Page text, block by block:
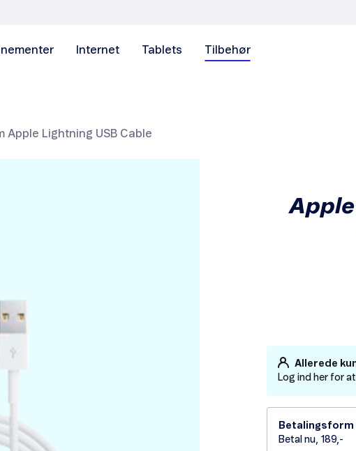
Internet Tablets Tilbehør
Apple Lightning USB Cable
Allerede
Log ind her for
Betalingsform
Betal nu, 189,-